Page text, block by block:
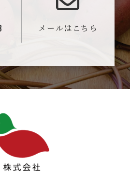
メールはこちら